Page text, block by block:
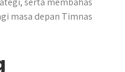
masa depan Timnas